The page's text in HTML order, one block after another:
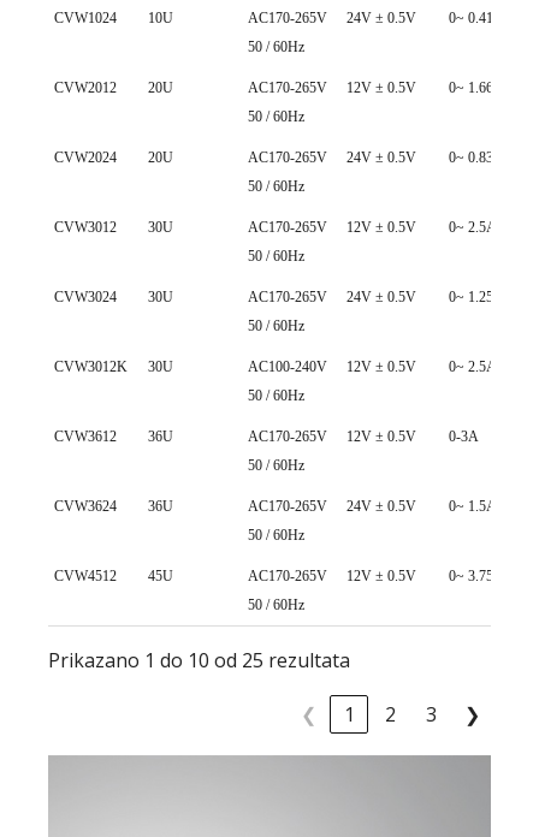
CVW1024 10U
AC170-265V
50 / 60Hz
24V ± 0.5V 0~ 0.41A
CVW2012 20U
AC170-265V
50 / 60Hz
12V ± 0.5V 0~ 1.66A
CVW2024 20U
AC170-265V
50 / 60Hz
24V ± 0.5V 0~ 0.83A
CVW3012 30U
AC170-265V
50 / 60Hz
12V ± 0.5V 0~ 2.5A
CVW3024 30U
AC170-265V
50 / 60Hz
24V ± 0.5V 0~ 1.25A
CVW3012K 30U
AC100-240V
50 / 60Hz
12V ± 0.5V 0~ 2.5A
CVW3612 36U
AC170-265V
50 / 60Hz
12V ± 0.5V 0-3A
CVW3624 36U
AC170-265V
50 / 60Hz
24V ± 0.5V 0~ 1.5A
CVW4512 45U
AC170-265V
50 / 60Hz
12V ± 0.5V 0~ 3.75A
Prikazano 1 do 10 od 25 rezultata
❮ 1 2 3 ❯